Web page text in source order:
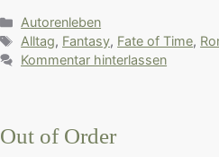
Kategorien
Autorenleben
Schlagwörter
Alltag, Fantasy, Fate of Time,
Kommentar hinterlassen
Out of Order